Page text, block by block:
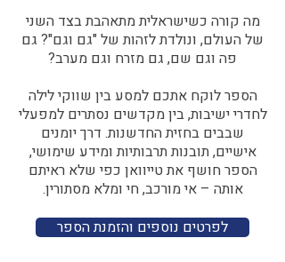
מה קורה כשישראלית מתאהבת בצד השני
של העולם, ונולדת לזהות של "גם וגם"? גם
פה וגם שם, גם מזרח וגם מערב?​​
הספר לוקח אתכם למסע בין שווקי לילה
לחדרי ישיבות, בין מקדשים נסתרים למפעלי
שבבים בחזית החדשנות. דרך יומנים
אישיים, תובנות תרבותיות ומידע שימושי,
הספר חושף את טייוואן כפי שלא ראיתם
אותה – אי מורכב, חי ומלא מסתורין.
לפרטים נוספים והזמנת הספר